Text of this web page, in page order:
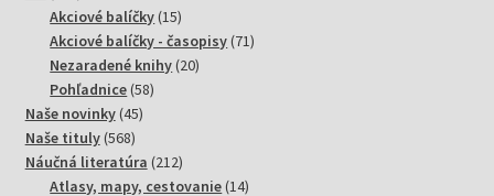
produktov
Akciové balíčky 1515
produktov
Akciové balíčky - časopisy 7171
Nezaradené knihy 2020
Pohľadnice 5858
Naše novinky 4545
Naše tituly 568568
produktov
Náučná literatúra 212212
produktov
Atlasy, mapy, cestovanie 1414